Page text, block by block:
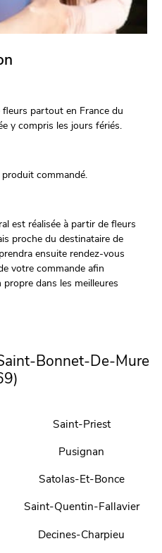
partout en France du
y compris les jours fériés.
commandé.
est réalisée à partir de fleurs
proche du destinataire de
ensuite rendez-vous
votre commande afin
dans les meilleures
Bonnet-De-Mure
Saint-Priest
Pusignan
Satolas-Et-Bonce
Saint-Quentin-Fallavier
Decines-Charpieu